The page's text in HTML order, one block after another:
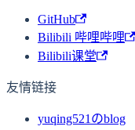
GitHub
Bilibili 哔哩哔哩
Bilibili课堂
友情链接
yuqing521のblog